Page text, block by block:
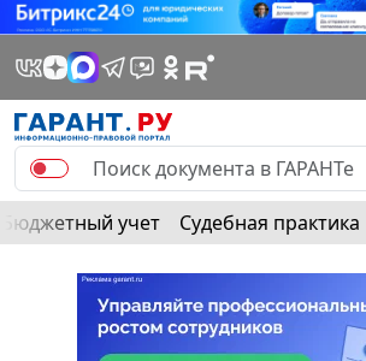
Бюджетный учет Судебная практика